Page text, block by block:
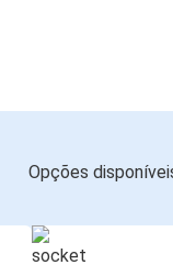
Opções